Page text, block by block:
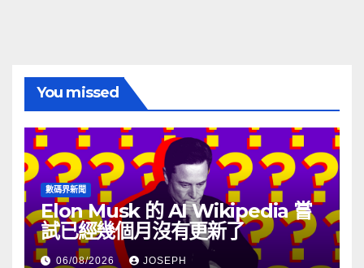
You missed
數碼界新聞
Elon Musk 的 AI Wikipedia 嘗
試已經幾個月沒有更新了
06/08/2026 JOSEPH